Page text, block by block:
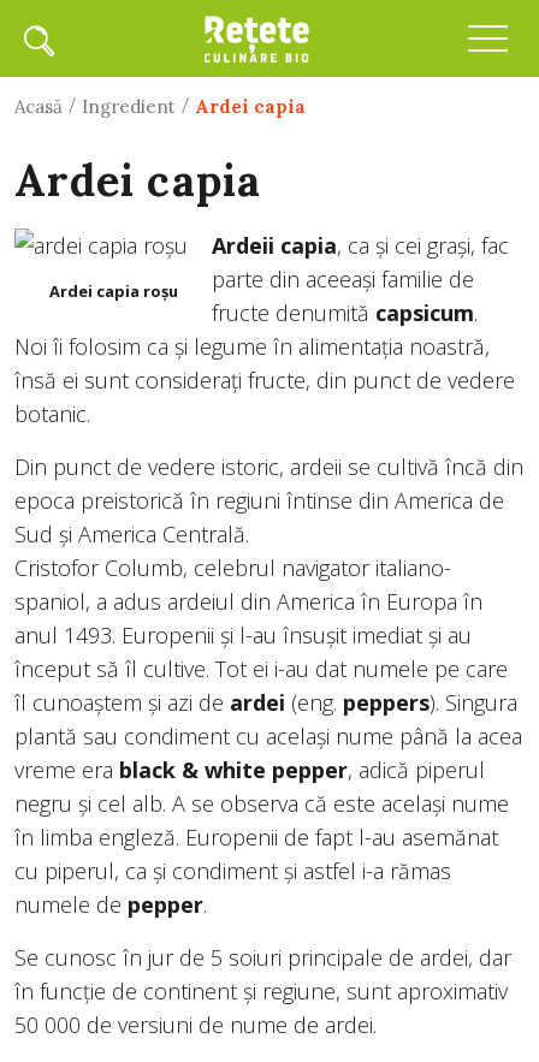
Acasă / Ingredient / Ardei capia
Ardei capia
ardei capia roșu
Ardeii capia, ca și cei grași, fac
parte din aceeași familie de
fructe denumită capsicum.
Noi îi folosim ca și legume în alimentația noastră,
însă ei sunt considerați fructe, din punct de vedere
botanic.
Din punct de vedere istoric, ardeii se cultivă încă din
epoca preistorică în regiuni întinse din America de
Sud și America Centrală.
Cristofor Columb, celebrul navigator italiano-
spaniol, a adus ardeiul din America în Europa în
anul 1493. Europenii și l-au însușit imediat și au
început să îl cultive. Tot ei i-au dat numele pe care
îl cunoaștem și azi de ardei (eng. peppers). Singura
plantă sau condiment cu același nume până la acea
vreme era black & white pepper, adică piperul
negru și cel alb. A se observa că este același nume
în limba engleză. Europenii de fapt l-au asemănat
cu piperul, ca și condiment și astfel i-a rămas
numele de pepper.
Se cunosc în jur de 5 soiuri principale de ardei, dar
în funcție de continent și regiune, sunt aproximativ
50 000 de versiuni de nume de ardei.